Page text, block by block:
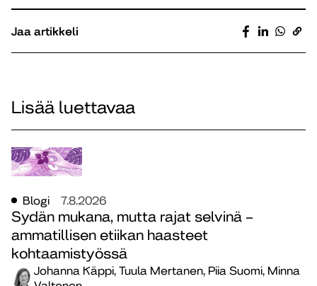
Jaa artikkeli
Lisää luettavaa
Blogi 7.8.2026
Sydän mukana, mutta rajat selvinä –
ammatillisen etiikan haasteet
kohtaamistyössä
Johanna Käppi, Tuula Mertanen, Piia Suomi, Minna